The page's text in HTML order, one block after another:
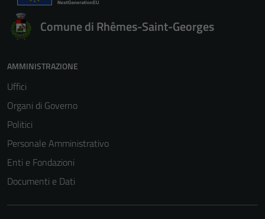
Comune di Rhêmes-Saint-Georges
AMMINISTRAZIONE
Uffici
Organi di Governo
Politici
Personale Amministrativo
Enti e Fondazioni
Documenti e Dati